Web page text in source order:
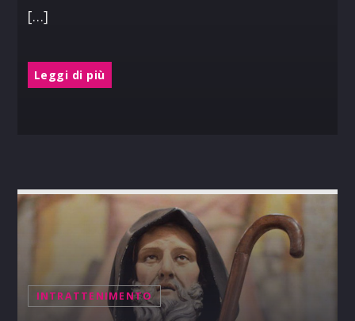
[…]
Leggi di più
INTRATTENIMENTO